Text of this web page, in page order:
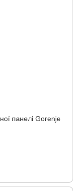
панелі Gorenje